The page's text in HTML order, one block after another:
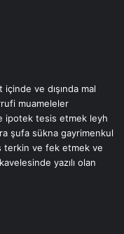
ve dışında mal
muameleler
ipotek tesis etmek leyh
şufa sükna gayrimenkul
terkin ve fek etmek ve
yazılı olan